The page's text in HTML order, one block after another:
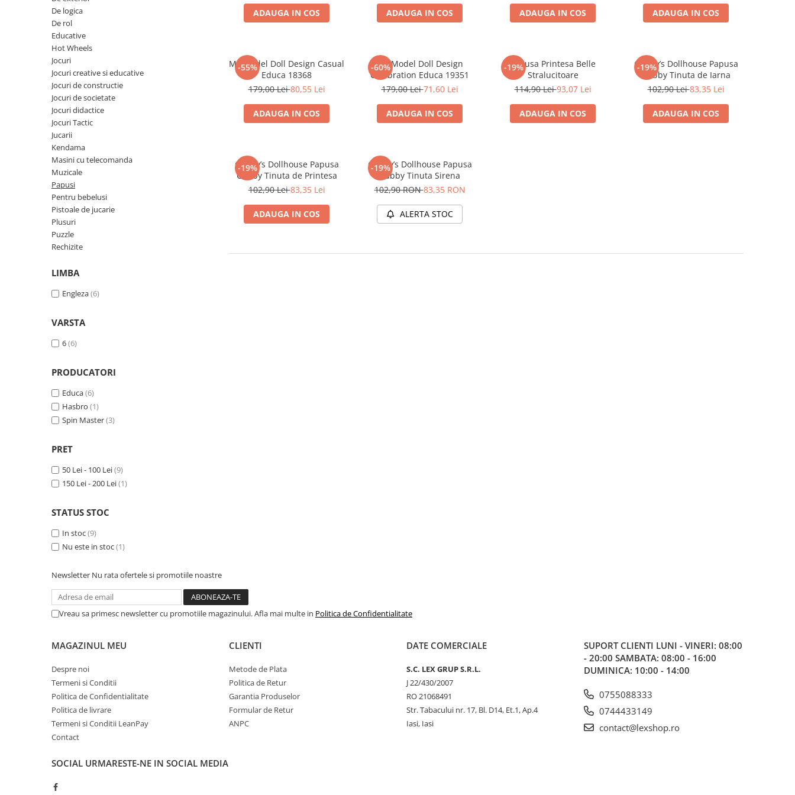
Final Girl - solo game
Miniaturi Arkham Horror
Miniaturi HEROCLIX
Accesorii pentru boardgames
Protectii carti (Sleeves)
Deck Boxes/Cutii pentru carti
Portofolii/ Clasoare pentru carti
The Army Painter
Organizatoare
Carti de joc
Alte produse Hobby
Merch Lex Hobby Store
Pop Culture
Cani/Pahare
Decoratiuni
Totoro/Kiki etc
Dragon Ball
Naruto Shippuden
Sailor Moon
Harry Potter
Stranger Things
Retro Arcade – Jocuri, Console si
De logica
De rol
Educative
Hot Wheels
Jocuri
Jocuri creative si educative
Jocuri de constructie
Jocuri de societate
Jocuri didactice
Jocuri Tactic
Jucarii
Kendama
Masini cu telecomanda
Muzicale
Papusi
Pentru bebelusi
Pistoale de jucarie
Plusuri
Puzzle
Rechizite
LIMBA
Engleza(6)
VARSTA
6(6)
PRODUCATORI
Educa(6)
Hasbro (1)
Spin Master(3)
PRET
50 Lei - 100 Lei(9)
150 Lei - 200 Lei(1)
STATUS STOC
In stoc(9)
Nu este in stoc(1)
ADAUGA IN COS ADAUGA IN COS ADAUGA IN COS ADAUGA IN COS
-55%
My Model Doll Design Casual
Educa 18368
179,00 Lei80,55 Lei
ADAUGA IN COS
-60%
My Model Doll Design
Celebration Educa 19351
179,00 Lei71,60 Lei
ADAUGA IN COS
-19%
Papusa Printesa Belle
Stralucitoare
114,90 Lei93,07 Lei
ADAUGA IN COS
-19%
Gabby’s Dollhouse Papusa
Gabby Tinuta de Iarna
102,90 Lei83,35 Lei
ADAUGA IN COS
-19%
Gabby’s Dollhouse Papusa
Gabby Tinuta de Printesa
102,90 Lei83,35 Lei
ADAUGA IN COS
-19%
Gabby’s Dollhouse Papusa
Gabby Tinuta Sirena
102,90 RON83,35 RON
ALERTA STOC
Newsletter Nu rata ofertele si promotiile noastre
Vreau sa primesc newsletter cu promotiile magazinului. Afla mai multe in Politica de Confidentialitate
MAGAZINUL MEU
Despre noi
Termeni si Conditii
Politica de Confidentialitate
Politica de livrare
Termeni si Conditii LeanPay
Contact
CLIENTI
Metode de Plata
Politica de Retur
Garantia Produselor
Formular de Retur
ANPC
DATE COMERCIALE
S.C. LEX GRUP S.R.L.
J 22/430/2007
RO 21068491
Str. Tabacului nr. 17, Bl. D14, Et.1, Ap.4
Iasi, Iasi
SUPORT CLIENTI LUNI - VINERI: 08:00
- 20:00 SAMBATA: 08:00 - 16:00
DUMINICA: 10:00 - 14:00
0755088333
0744433149
contact@lexshop.ro
SOCIAL URMARESTE-NE IN SOCIAL MEDIA